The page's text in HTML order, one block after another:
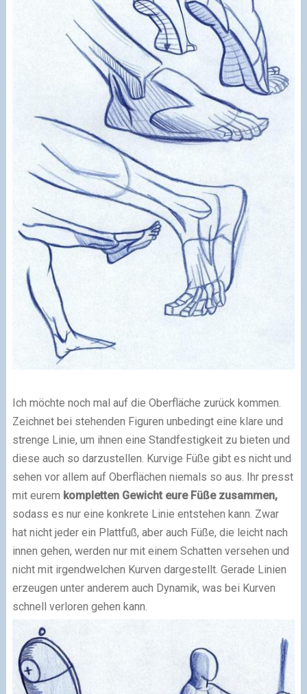
Ich möchte noch mal auf die Oberfläche zurück kommen.
Zeichnet bei stehenden Figuren unbedingt eine klare und
strenge Linie, um ihnen eine Standfestigkeit zu bieten und
diese auch so darzustellen. Kurvige Füße gibt es nicht und
sehen vor allem auf Oberflächen niemals so aus. Ihr presst
mit eurem kompletten Gewicht eure Füße zusammen,
sodass es nur eine konkrete Linie entstehen kann. Zwar
hat nicht jeder ein Plattfuß, aber auch Füße, die leicht nach
innen gehen, werden nur mit einem Schatten versehen und
nicht mit irgendwelchen Kurven dargestellt. Gerade Linien
erzeugen unter anderem auch Dynamik, was bei Kurven
schnell verloren gehen kann.